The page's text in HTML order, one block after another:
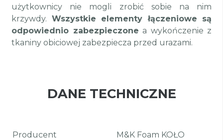
użytkownicy nie mogli zrobić sobie na nim
krzywdy. Wszystkie elementy łączeniowe są
odpowiednio zabezpieczone a wykończenie z
tkaniny obiciowej zabezpiecza przed urazami.
DANE TECHNICZNE
Producent M&K Foam KOŁO